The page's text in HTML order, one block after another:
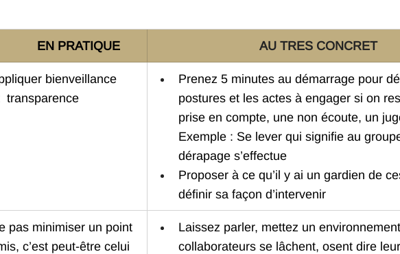
        EN PRATIQUE
AU TRES CONCRET
bienveillance
transparence
Prenez 5 minutes au démarrage pour
postures et les actes à engager si on
prise en compte, une non écoute, un
Exemple : Se lever qui signifie au
dérapage s’effectue
Proposer à ce qu’il y ai un gardien de
définir sa façon d’intervenir
pas minimiser un point
c’est peut-être celui
Laissez parler, mettez un
collaborateurs se lâchent, osent dire